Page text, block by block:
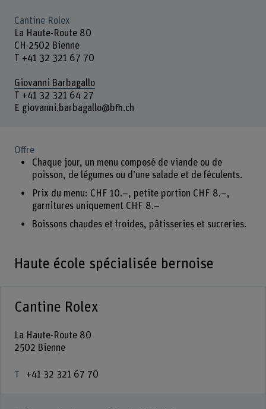
Cantine Rolex
La Haute-Route 80
CH-2502 Bienne
T +41 32 321 67 70
Giovanni Barbagallo
T +41 32 321 64 27
E giovanni.barbagallo@bfh.ch
Offre
Chaque jour, un menu composé de viande ou de
poisson, de légumes ou d’une salade et de féculents.
Prix du menu: CHF 10.–, petite portion CHF 8.–,
garnitures uniquement CHF 8.–
Boissons chaudes et froides, pâtisseries et sucreries.
Haute école spécialisée bernoise
Cantine Rolex
La Haute-Route 80
2502 Bienne
+41 32 321 67 70